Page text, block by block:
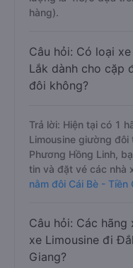
hàng).
Câu hỏi: Có loại
Lắk dành cho cặp
đôi không?
Trả lời: Hiện tại có 1
Limousine giường
Phương Hồng Linh,
tin và đặt vé các nhà
nằm đôi Cái Bè - Tiền
Câu hỏi: Các
xe Limousine đi
Giang?